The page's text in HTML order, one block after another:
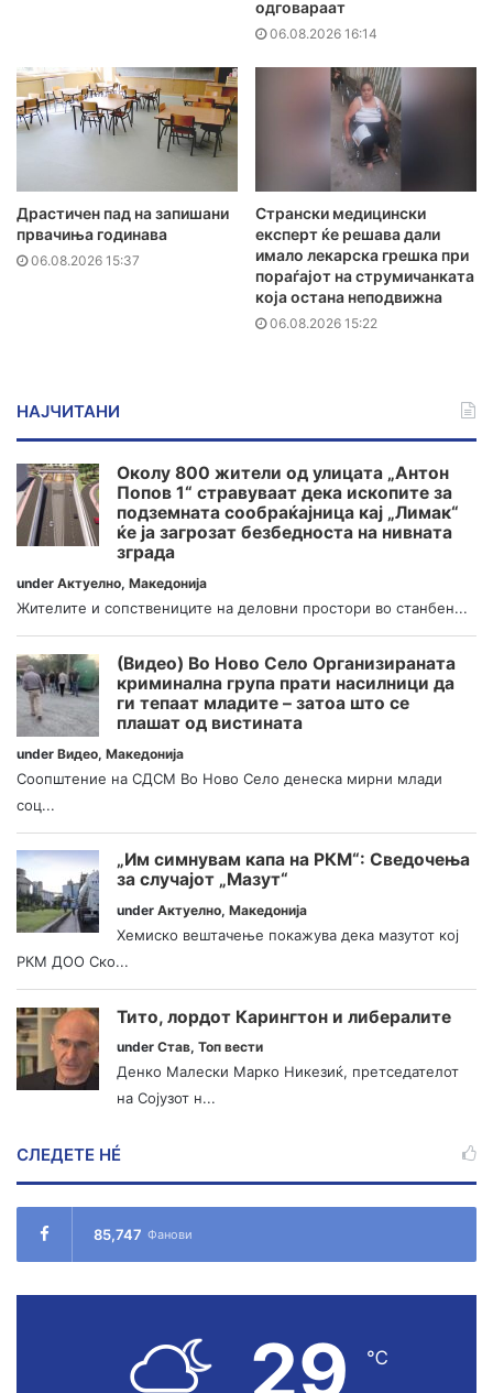
одговараат
06.08.2026 16:14
Драстичен пад на запишани
првачиња годинава
06.08.2026 15:37
Странски медицински
експерт ќе решава дали
имало лекарска грешка при
пораѓајот на струмичанката
која остана неподвижна
06.08.2026 15:22
НАЈЧИТАНИ
Околу 800 жители од улицата „Антон
Попов 1“ стравуваат дека ископите за
подземната сообраќајница кај „Лимак“
ќе ја загрозат безбедноста на нивната
зграда
under Актуелно, Македонија
Жителите и сопствениците на деловни простори во станбен...
(Видео) Во Ново Село Организираната
криминална група прати насилници да
ги тепаат младите – затоа што се
плашат од вистината
under Видео, Македонија
Соопштение на СДСМ Во Ново Село денеска мирни млади
соц...
„Им симнувам капа на РКМ“: Сведочења
за случајот „Мазут“
under Актуелно, Македонија
Хемиско вештачење покажува дека мазутот кој
РКМ ДОО Ско...
Тито, лордот Карингтон и либералите
under Став, Топ вести
Денко Малески Марко Никезиќ, претседателот
на Сојузот н...
СЛЕДЕТЕ НÉ
85,747 Фанови
29 ℃